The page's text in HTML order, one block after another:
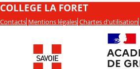
COLLEGE LA FORET
Contacts Mentions légales Chartes d'utilisation